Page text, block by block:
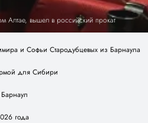
Алтае, вышел в российский прокат
и Софьи Стародубцевых из Барнаула
для Сибири
года